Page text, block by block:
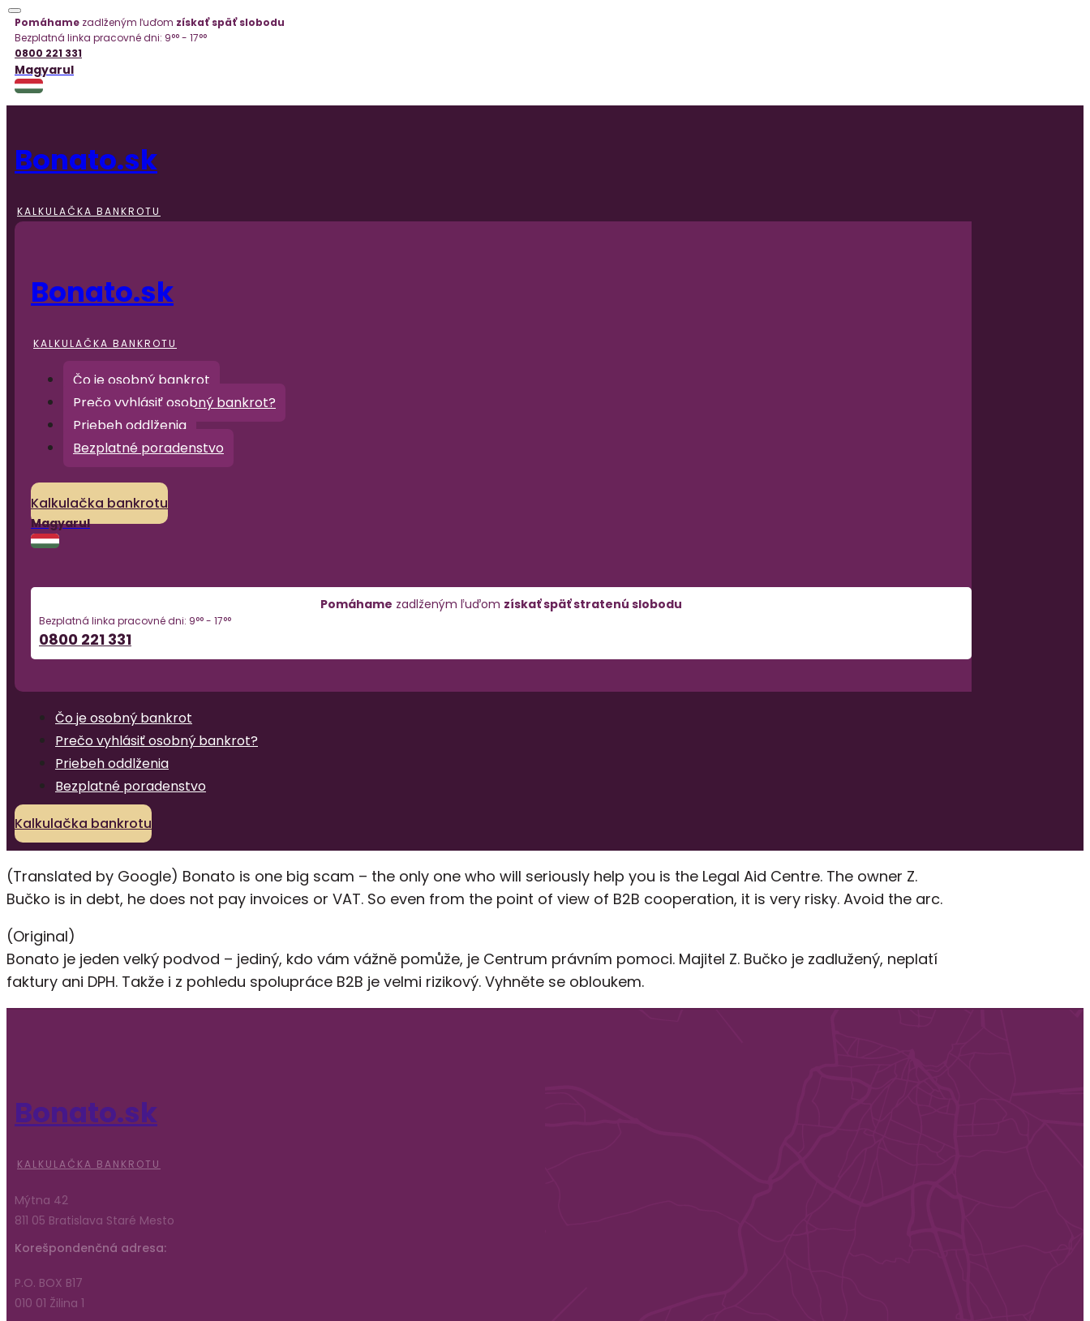
Pomáhame zadlženým ľuďom získať späť slobodu
Bezplatná linka pracovné dni: 9°° - 17°°
0800 221 331
Magyarul
Bonato.sk
KALKULAČKA BANKROTU
Bonato.sk
KALKULAČKA BANKROTU
Čo je osobný bankrot
Prečo vyhlásiť osobný bankrot?
Priebeh oddlženia
Bezplatné poradenstvo
Kalkulačka bankrotu
Magyarul
Pomáhame zadlženým ľuďom získať späť stratenú slobodu
Bezplatná linka pracovné dni: 9°° - 17°°
0800 221 331
Čo je osobný bankrot
Prečo vyhlásiť osobný bankrot?
Priebeh oddlženia
Bezplatné poradenstvo
Kalkulačka bankrotu
(Translated by Google) Bonato is one big scam – the only one who will seriously help you is the Legal Aid Centre. The owner Z.
Bučko is in debt, he does not pay invoices or VAT. So even from the point of view of B2B cooperation, it is very risky. Avoid the arc.
(Original)
Bonato je jeden velký podvod – jediný, kdo vám vážně pomůže, je Centrum právním pomoci. Majitel Z. Bučko je zadlužený, neplatí
faktury ani DPH. Takže i z pohledu spolupráce B2B je velmi rizikový. Vyhněte se obloukem.
Bonato.sk
KALKULAČKA BANKROTU
Mýtna 42
811 05 Bratislava Staré Mesto
Korešpondenčná adresa:
P.O. BOX B17
010 01 Žilina 1